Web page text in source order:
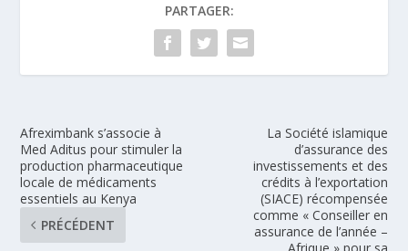
PARTAGER:
Afreximbank s’associe à
Med Aditus pour stimuler la
production pharmaceutique
locale de médicaments
essentiels au Kenya
PRÉCÉDENT
La Société islamique
d’assurance des
investissements et des
crédits à l’exportation
(SIACE) récompensée
comme « Conseiller en
assurance de l’année –